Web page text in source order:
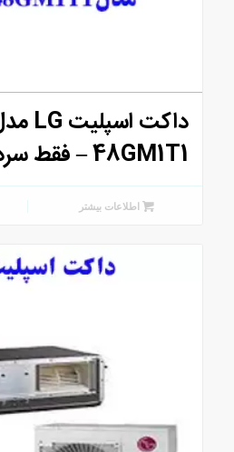
48GM1T1 – فقط سرد
اطلاعات بیشتر